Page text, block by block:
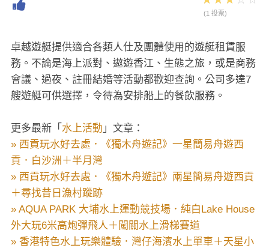
(1 投票)
卓越遊艇提供適合各類人仕及團體使用的遊艇租賃服
務。不論是海上派對、遨遊香江、生態之旅，或是商務
會議、過夜、註冊結婚等活動都歡迎查詢。公司多達7
艘遊艇可供選擇，令待為安排船上的餐飲服務。
更多最新「 水上活動 」文章：
» 西貢玩水好去處．《獨木舟遊記》一星簡易舟遊西
貢．白沙洲＋半月灣
» 西貢玩水好去處．《獨木舟遊記》兩星簡易舟遊西貢
＋尋找昔日漁村蹤跡
» AQUA PARK 大埔水上運動競技場．純白Lake House
外大玩6米高炮彈飛人＋闖關水上滑梯賽道
» 香港特色水上玩樂體驗．灣仔海濱水上單車＋天星小